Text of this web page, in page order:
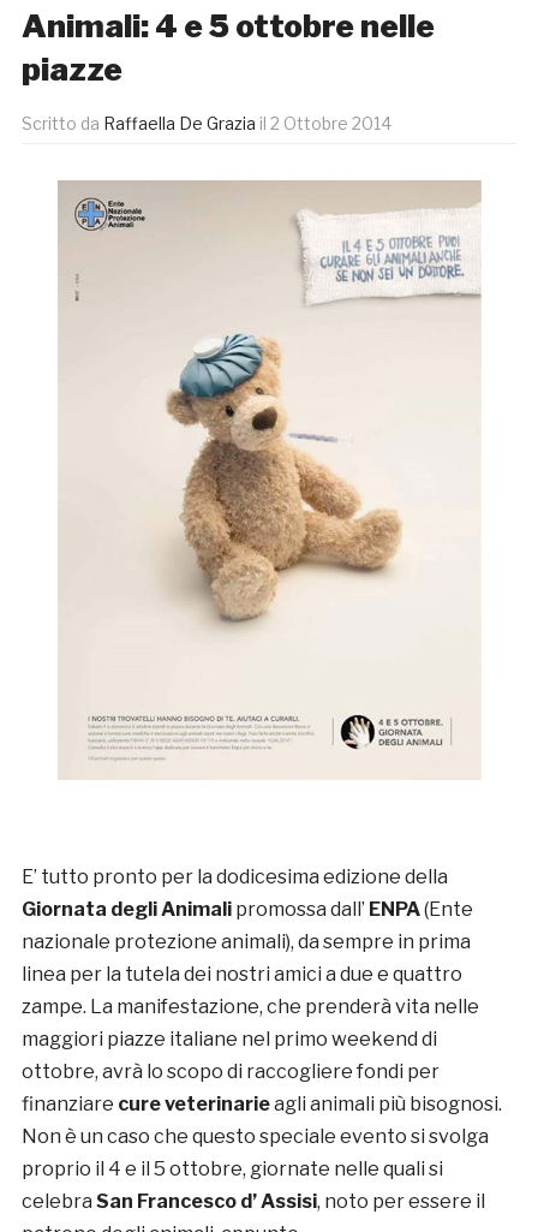
Animali: 4 e 5 ottobre nelle
piazze
Scritto da Raffaella De Grazia il 2 Ottobre 2014
E’ tutto pronto per la dodicesima edizione della
Giornata degli Animalipromossa dall’ ENPA(Ente
nazionale protezione animali), da sempre in prima
linea per la tutela dei nostri amici a due e quattro
zampe. La manifestazione, che prenderà vita nelle
maggiori piazze italiane nel primo weekend di
ottobre, avrà lo scopo di raccogliere fondi per
finanziare cure veterinarieagli animali più bisognosi.
Non è un caso che questo speciale evento si svolga
proprio il 4 e il 5 ottobre, giornate nelle quali si
celebra San Francesco d’ Assisi, noto per essere il